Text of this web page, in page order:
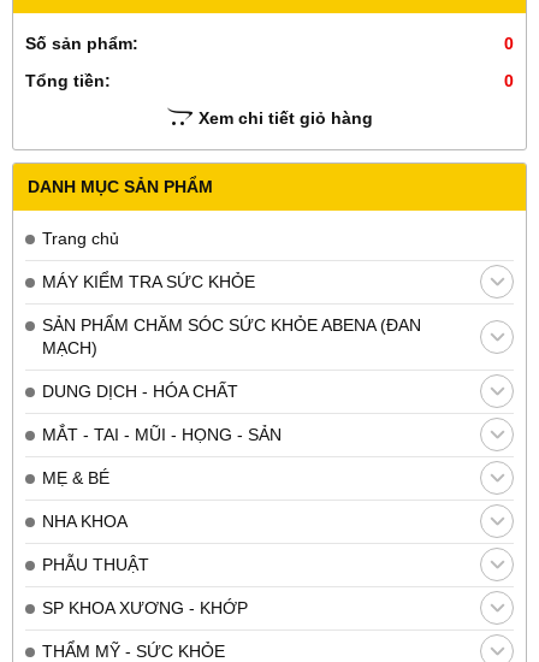
Số sản phẩm:
0
Tổng tiền:
0
Xem chi tiết giỏ hàng
DANH MỤC SẢN PHẨM
Trang chủ
MÁY KIỂM TRA SỨC KHỎE
SẢN PHẨM CHĂM SÓC SỨC KHỎE ABENA (ĐAN
MẠCH)
DUNG DỊCH - HÓA CHẤT
MẮT - TAI - MŨI - HỌNG - SẢN
MẸ & BÉ
NHA KHOA
PHẪU THUẬT
SP KHOA XƯƠNG - KHỚP
THẨM MỸ - SỨC KHỎE